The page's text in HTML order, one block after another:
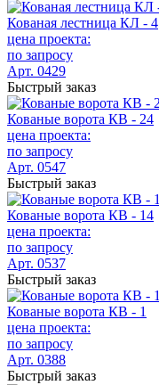
Кованая лестница КЛ - 4
цена проекта:
по запросу
Арт. 0429
Быстрый заказ
Кованые ворота КВ - 24
цена проекта:
по запросу
Арт. 0547
Быстрый заказ
Кованые ворота КВ - 14
цена проекта:
по запросу
Арт. 0537
Быстрый заказ
Кованые ворота КВ - 1
цена проекта:
по запросу
Арт. 0388
Быстрый заказ